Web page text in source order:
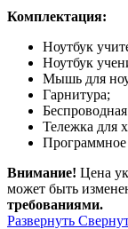
Комплектация:
Ноутбук
Ноутбук
Мышь для
Гарнитура;
Тележка для
Программное
Внимание! Цена
может быть
требованиями.
Развернуть